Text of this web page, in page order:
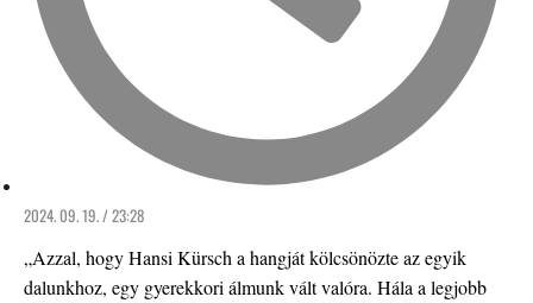
2024. 09. 19. / 23:28
„Azzal, hogy Hansi Kürsch a hangját kölcsönözte az egyik
dalunkhoz, egy gyerekkori álmunk vált valóra. Hála a legjobb